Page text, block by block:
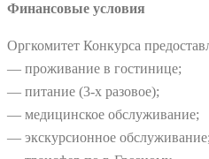
Финансовые условия
Оргкомитет Конкурса
— проживание в гостинице;
— питание (3-х разовое);
— медицинское обслуживание;
— экскурсионное обслуживание;